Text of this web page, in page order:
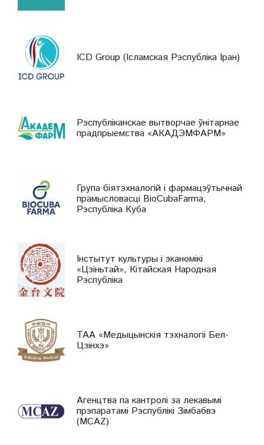
ICD Group (Ісламская Рэспубліка Іран)
Рэспубліканскае вытворчае ўнітарнае
прадпрыемства «АКАДЭМФАРМ»
Група біятэхналогій і фармацэўтычнай
прамысловасці BioCubaFarma,
Рэспубліка Куба
Інстытут культуры і эканомікі
«Цзіньтай», Кітайская Народная
Рэспубліка
ТАА «Медыцынскія тэхналогіі Бел-
Цзінхэ»
Агенцтва па кантролі за лекавымі
прэпаратамі Рэспублікі Зімбабвэ
(MCAZ)